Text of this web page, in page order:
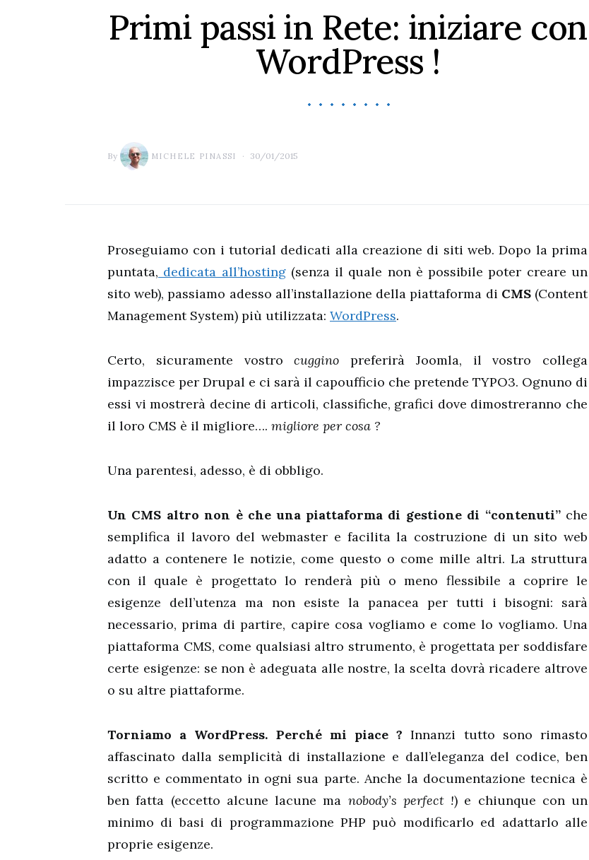
Primi passi in Rete: iniziare con
WordPress !
By MICHELE PINASSI 30/01/2015
Proseguiamo con i tutorial dedicati alla creazione di siti web. Dopo la prima
puntata, dedicata all’hosting(senza il quale non è possibile poter creare un
sito web), passiamo adesso all’installazione della piattaforma di CMS(Content
Management System) più utilizzata: WordPress.
Certo, sicuramente vostrocuggino preferirà Joomla, il vostro collega
impazzisce per Drupal e ci sarà il capoufficio che pretende TYPO3. Ognuno di
essi vi mostrerà decine di articoli, classifiche, grafici dove dimostreranno che
il loro CMS è il migliore…. migliore per cosa ?
Una parentesi, adesso, è di obbligo.
Un CMS altro non è che una piattaforma di gestione di “contenuti”che
semplifica il lavoro del webmaster e facilita la costruzione di un sito web
adatto a contenere le notizie, come questo o come mille altri. La struttura
con il quale è progettato lo renderà più o meno flessibile a coprire le
esigenze dell’utenza ma non esiste la panacea per tutti i bisogni: sarà
necessario, prima di partire, capire cosa vogliamo e come lo vogliamo. Una
piattaforma CMS, come qualsiasi altro strumento, è progettata per soddisfare
certe esigenze: se non è adeguata alle nostre, la scelta dovrà ricadere altrove
o su altre piattaforme.
Torniamo a WordPress. Perché mi piace ? Innanzi tutto sono rimasto
affascinato dalla semplicità di installazione e dall’eleganza del codice, ben
scritto e commentato in ogni sua parte. Anche la documentazione tecnica è
ben fatta (eccetto alcune lacune ma nobody’s perfect !) e chiunque con un
minimo di basi di programmazione PHP può modificarlo ed adattarlo alle
proprie esigenze.